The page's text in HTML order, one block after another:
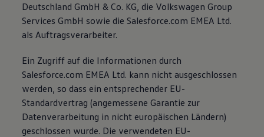
Deutschland GmbH & Co. KG, die Volkswagen Group
Services GmbH sowie die Salesforce.com EMEA Ltd.
als Auftragsverarbeiter.
Ein Zugriff auf die Informationen durch
Salesforce.com EMEA Ltd. kann nicht ausgeschlossen
werden, so dass ein entsprechender EU-
Standardvertrag (angemessene Garantie zur
Datenverarbeitung in nicht europäischen Ländern)
geschlossen wurde. Die verwendeten EU-